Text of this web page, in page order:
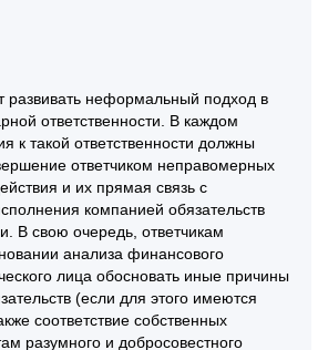
неформальный подход в
ответственности. В каждом
к такой ответственности должны
ответчиком неправомерных
и их прямая связь с
компанией обязательств
В свою очередь, ответчикам
анализа финансового
лица обосновать иные причины
(если для этого имеются
соответствие собственных
разумного и добросовестного